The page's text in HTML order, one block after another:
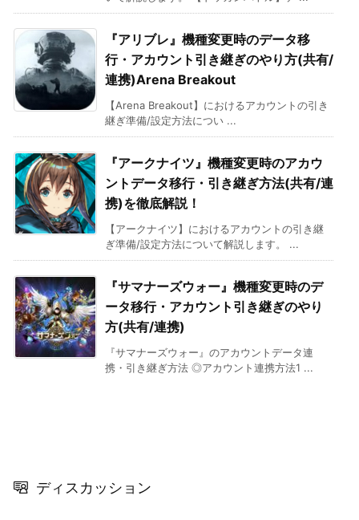
『アリブレ』機種変更時のデータ移
行・アカウント引き継ぎのやり方(共有/
連携)Arena Breakout
【Arena Breakout】におけるアカウントの引き
継ぎ準備/設定方法につい ...
『アークナイツ』機種変更時のアカウ
ントデータ移行・引き継ぎ方法(共有/連
携)を徹底解説！
【アークナイツ】におけるアカウントの引き継
ぎ準備/設定方法について解説します。 ...
『サマナーズウォー』機種変更時のデ
ータ移行・アカウント引き継ぎのやり
方(共有/連携)
『サマナーズウォー』のアカウントデータ連
携・引き継ぎ方法 ◎アカウント連携方法1 ...
ディスカッション